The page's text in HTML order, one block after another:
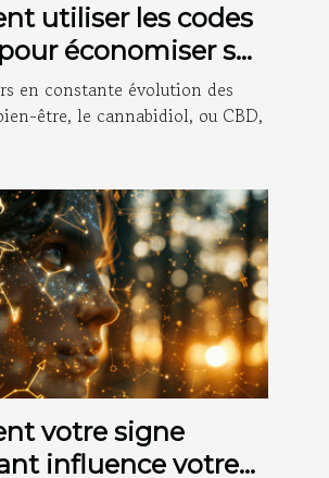
utiliser les codes
économiser sur
CBD en 2025
en constante évolution des
être, le cannabidiol, ou CBD,
votre signe
influence votre